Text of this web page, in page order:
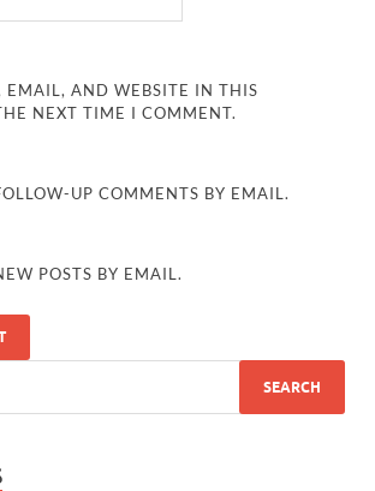
EMAIL, AND WEBSITE IN THIS
NEXT TIME I COMMENT.
UP COMMENTS BY EMAIL.
POSTS BY EMAIL.